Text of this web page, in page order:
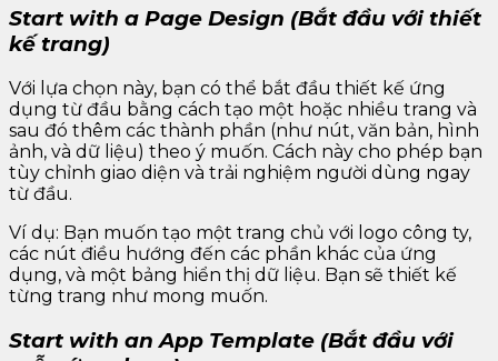
Start with a Page Design (Bắt đầu với thiết
kế trang)
Với lựa chọn này, bạn có thể bắt đầu thiết kế ứng
dụng từ đầu bằng cách tạo một hoặc nhiều trang và
sau đó thêm các thành phần (như nút, văn bản, hình
ảnh, và dữ liệu) theo ý muốn. Cách này cho phép bạn
tùy chỉnh giao diện và trải nghiệm người dùng ngay
từ đầu.
Ví dụ: Bạn muốn tạo một trang chủ với logo công ty,
các nút điều hướng đến các phần khác của ứng
dụng, và một bảng hiển thị dữ liệu. Bạn sẽ thiết kế
từng trang như mong muốn.
Start with an App Template (Bắt đầu với